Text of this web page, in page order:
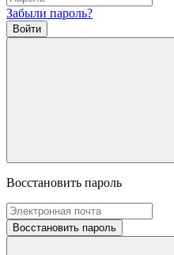
Забыли пароль?
Войти
Восстановить пароль
Восстановить пароль